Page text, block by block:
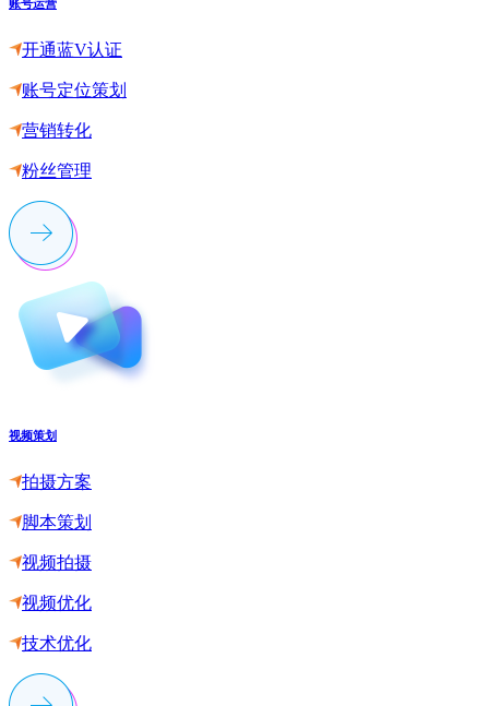
账号运营
开通蓝V认证
账号定位策划
营销转化
粉丝管理
视频策划
拍摄方案
脚本策划
视频拍摄
视频优化
技术优化